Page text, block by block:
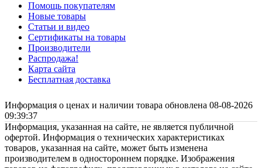
Помощь покупателям
Новые товары
Статьи и видео
Сертификаты на товары
Производители
Распродажа!
Карта сайта
Бесплатная доставка
Информация о ценах и наличии товара обновлена 08-08-2026
09:39:37
Информация, указанная на сайте, не является публичной
офертой. Информация о технических характеристиках
товаров, указанная на сайте, может быть изменена
производителем в одностороннем порядке. Изображения